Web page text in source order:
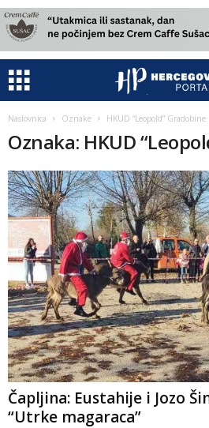
Naslovnica Oznake HKUD “Leopold” Gradobine
Oznaka: HKUD
Čapljina: Eustahije i Jozo
“Utrke magaraca”